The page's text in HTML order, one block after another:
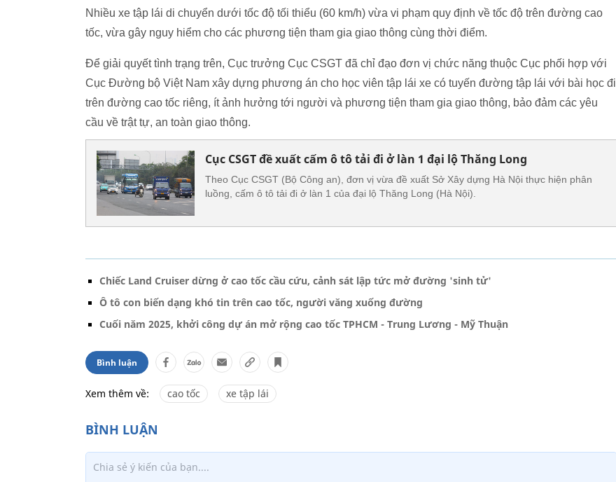
Nhiều xe tập lái di chuyển dưới tốc độ tối thiểu (60 km/h) vừa vi phạm quy định về tốc độ trên đường cao
tốc, vừa gây nguy hiểm cho các phương tiện tham gia giao thông cùng thời điểm.
Để giải quyết tình trạng trên, Cục trưởng Cục CSGT đã chỉ đạo đơn vị chức năng thuộc Cục phối hợp với
Cục Đường bộ Việt Nam xây dựng phương án cho học viên tập lái xe có tuyến đường tập lái với bài học đi
trên đường cao tốc riêng, ít ảnh hưởng tới người và phương tiện tham gia giao thông, bảo đảm các yêu
cầu về trật tự, an toàn giao thông.
Cục CSGT đề xuất cấm ô tô tải đi ở làn 1 đại lộ Thăng Long
Theo Cục CSGT (Bộ Công an), đơn vị vừa đề xuất Sở Xây dựng Hà Nội thực hiện phân
luồng, cấm ô tô tải đi ở làn 1 của đại lộ Thăng Long (Hà Nội).
Chiếc Land Cruiser dừng ở cao tốc cầu cứu, cảnh sát lập tức mở đường 'sinh tử'
Ô tô con biến dạng khó tin trên cao tốc, người văng xuống đường
Cuối năm 2025, khởi công dự án mở rộng cao tốc TPHCM - Trung Lương - Mỹ Thuận
Bình luận
Xem thêm về: cao tốc xe tập lái